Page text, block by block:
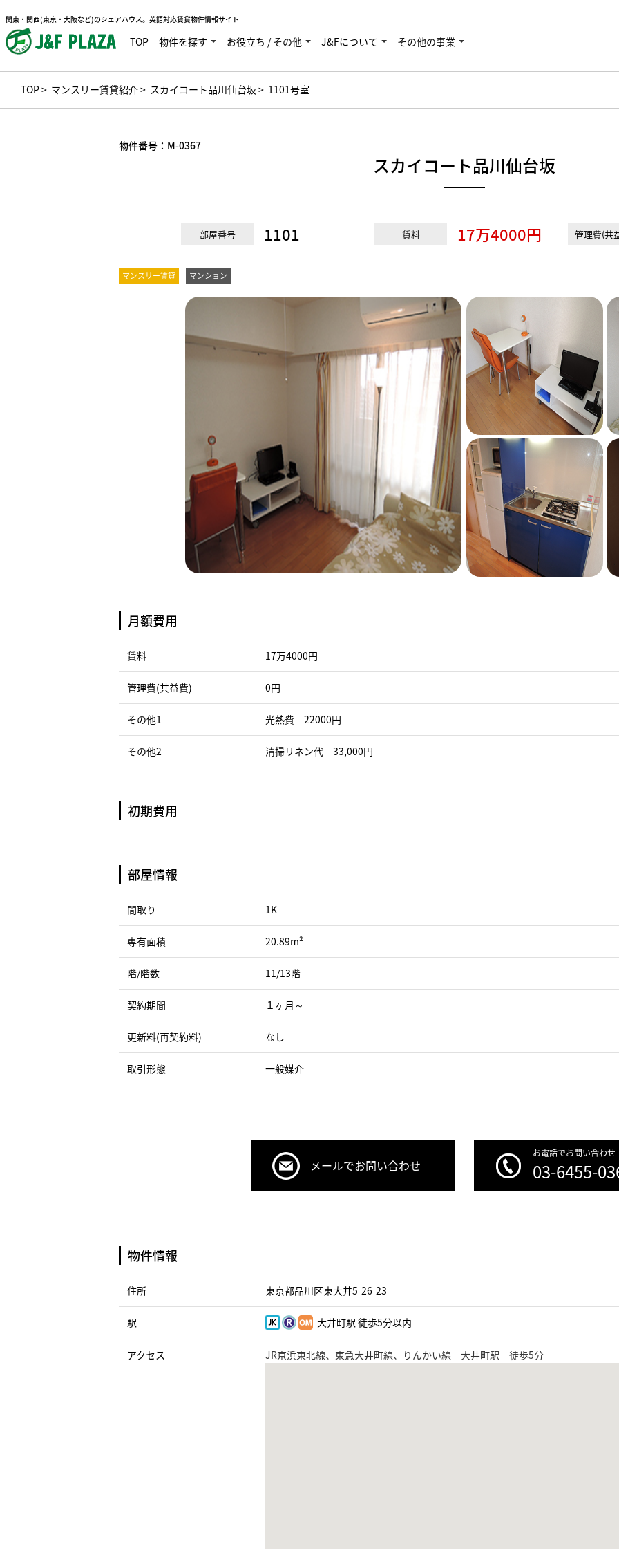
関東・関西(東京・大阪など)のシェアハウス。英語対応賃貸物件情報サイト
TOP 物件を探す お役立ち / その他 J&Fについて その他の事業
TOP> マンスリー賃貸紹介> スカイコート品川仙台坂> 1101号室
物件番号： M-0367
スカイコート品川仙台坂
部屋番号 1101 賃料 17万4000円 管理費(共
マンスリー賃貸 マンション
月額費用
賃料 17万4000円
管理費(共益費) 0円
その他1 光熱費 22000円
その他2 清掃リネン代 33,000円
初期費用
部屋情報
間取り 1K
専有面積 20.89m²
階/階数 11/13階
契約期間 １ヶ月～
更新料(再契約料) なし
取引形態 一般媒介
メールでお問い合わせ
お電話でお問い合わせ
03-6455-
物件情報
住所 東京都品川区東大井5-26-23
駅 大井町駅 徒歩5分以内
アクセス JR京浜東北線、東急大井町線、りんかい線 大井町駅 徒歩5分